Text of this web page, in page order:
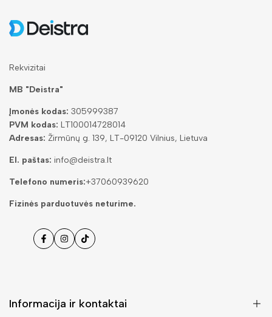
Rekvizitai
MB "Deistra"
Įmonės kodas: 305999387
PVM kodas: LT100014728014
Adresas: Žirmūnų g. 139, LT-09120 Vilnius, Lietuva
El. paštas: info@deistra.lt
Telefono numeris:+37060939620
Fizinės parduotuvės neturime.
FacebookInstagramas
Tiktok
Informacija ir kontaktai